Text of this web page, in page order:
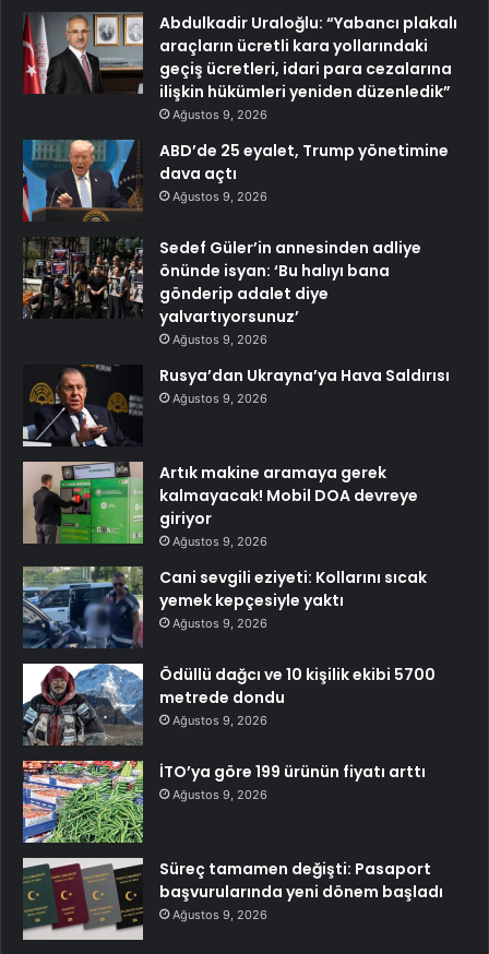
Abdulkadir Uraloğlu: “Yabancı plakalı
araçların ücretli kara yollarındaki
geçiş ücretleri, idari para cezalarına
ilişkin hükümleri yeniden düzenledik”
Ağustos 9, 2026
ABD’de 25 eyalet, Trump yönetimine
dava açtı
Ağustos 9, 2026
Sedef Güler’in annesinden adliye
önünde isyan: ‘Bu halıyı bana
gönderip adalet diye
yalvartıyorsunuz’
Ağustos 9, 2026
Rusya’dan Ukrayna’ya Hava Saldırısı
Ağustos 9, 2026
Artık makine aramaya gerek
kalmayacak! Mobil DOA devreye
giriyor
Ağustos 9, 2026
Cani sevgili eziyeti: Kollarını sıcak
yemek kepçesiyle yaktı
Ağustos 9, 2026
Ödüllü dağcı ve 10 kişilik ekibi 5700
metrede dondu
Ağustos 9, 2026
İTO’ya göre 199 ürünün fiyatı arttı
Ağustos 9, 2026
Süreç tamamen değişti: Pasaport
başvurularında yeni dönem başladı
Ağustos 9, 2026